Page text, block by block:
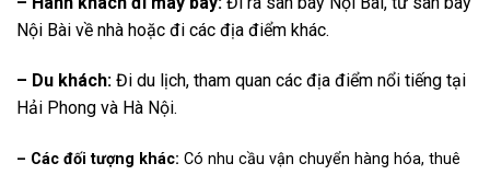
Nội Bài về nhà hoặc đi các địa điểm khác.
– Du khách: Đi du lịch, tham quan các địa điểm nổi tiếng tại
Hải Phong và Hà Nội.
– Các đối tượng khác: Có nhu cầu vận chuyển hàng hóa, thuê